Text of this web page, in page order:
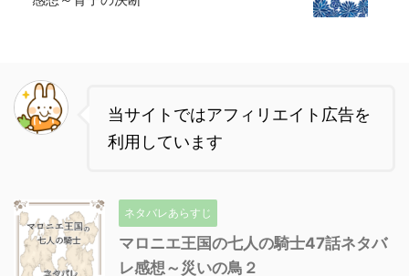
当サイトではアフィリエイト広告を
利用しています
ネタバレあらすじ
マロニエ王国の七人の騎士47話ネタバ
レ感想～災いの鳥２